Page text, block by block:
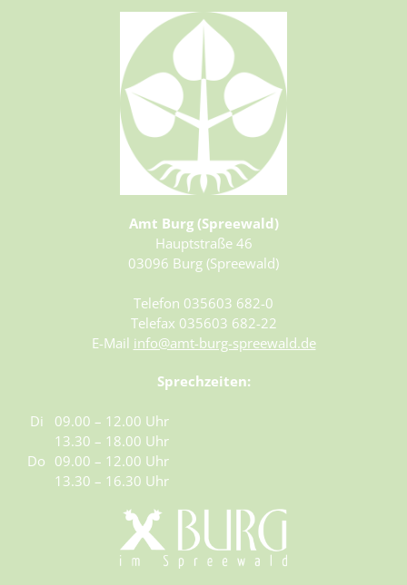
Amt Burg (Spreewald)
Hauptstraße 46
03096 Burg (Spreewald)
Telefon 035603 682-0
Telefax 035603 682-22
E-Mail info@amt-burg-spreewald.de
Sprechzeiten:
Di
09.00 – 12.00 Uhr
13.30 – 18.00 Uhr
Do 09.00 – 12.00 Uhr
13.30 – 16.30 Uhr